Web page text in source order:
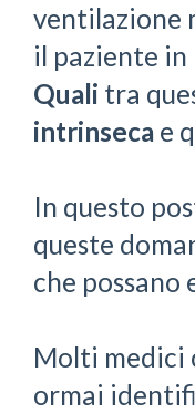
ventilazione
il paziente
Quali tra
intrinseca e
In questo
queste
che
Molti medici
ormai